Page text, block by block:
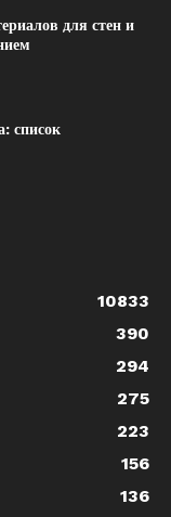
для стен и
список
10833
390
294
275
223
156
136